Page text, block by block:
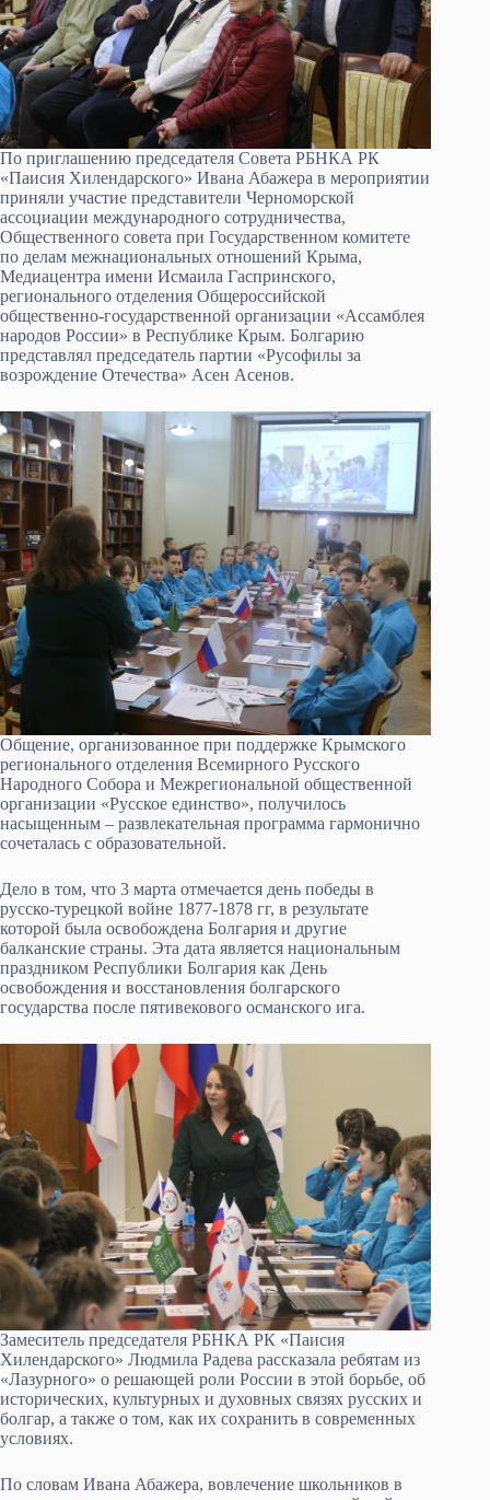
По приглашению председателя Совета РБНКА РК
«Паисия Хилендарского» Ивана Абажера в мероприятии
приняли участие представители Черноморской
ассоциации международного сотрудничества,
Общественного совета при Государственном комитете
по делам межнациональных отношений Крыма,
Медиацентра имени Исмаила Гаспринского,
регионального отделения Общероссийской
общественно-государственной организации «Ассамблея
народов России» в Республике Крым. Болгарию
представлял председатель партии «Русофилы за
возрождение Отечества» Асен Асенов.
Общение, организованное при поддержке Крымского
регионального отделения Всемирного Русского
Народного Собора и Межрегиональной общественной
организации «Русское единство», получилось
насыщенным – развлекательная программа гармонично
сочеталась с образовательной.
Дело в том, что 3 марта отмечается день победы в
русско-турецкой войне 1877-1878 гг, в результате
которой была освобождена Болгария и другие
балканские страны. Эта дата является национальным
праздником Республики Болгария как День
освобождения и восстановления болгарского
государства после пятивекового османского ига.
Замеситель председателя РБНКА РК «Паисия
Хилендарского» Людмила Радева рассказала ребятам из
«Лазурного» о решающей роли России в этой борьбе, об
исторических, культурных и духовных связях русских и
болгар, а также о том, как их сохранить в современных
условиях.
По словам Ивана Абажера, вовлечение школьников в